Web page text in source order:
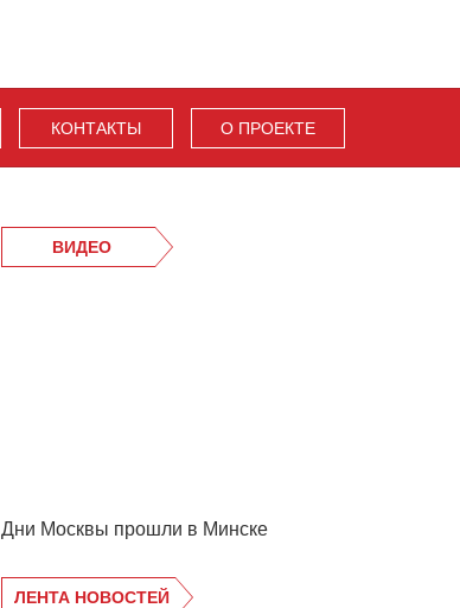
КОНТАКТЫ О ПРОЕКТЕ
ВИДЕО
Дни Москвы прошли в Минске
ЛЕНТА НОВОСТЕЙ